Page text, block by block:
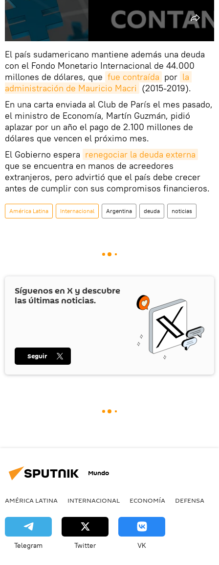
El país sudamericano mantiene además una deuda
con el Fondo Monetario Internacional de 44.000
millones de dólares, que fue contraída por la
administración de Mauricio Macri (2015-2019).
En una carta enviada al Club de París el mes pasado,
el ministro de Economía, Martín Guzmán, pidió
aplazar por un año el pago de 2.100 millones de
dólares que vencen el próximo mes.
El Gobierno espera renegociar la deuda externa
que se encuentra en manos de acreedores
extranjeros, pero advirtió que el país debe crecer
antes de cumplir con sus compromisos financieros.
América Latina Internacional Argentina deuda noticias
Síguenos en X y descubre
las últimas noticias.
Seguir
Mundo
AMÉRICA LATINA INTERNACIONAL ECONOMÍA DEFENSA
Telegram Twitter VK